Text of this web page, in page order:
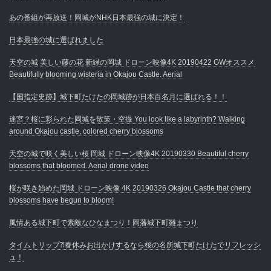
あの番組が再放送！岡城がNHK日本最強の城に決定！
日本最強の城に選ばれました
天空の城 美しい藤の花 新緑の岡城 ドローン映像4K 20190422 GWオススメ
Beautifully blooming wisteria in Okajou Castle. Aerial
【国指定史跡】城下町たけたの岡城跡が日本百名月に選ばれる！！
迷宮？桜に彩られた岡城を散策・空撮 You look like a labyrinth? Walking
around Okajou castle, colored cherry blossoms
天空の城で咲く美しい桜 岡城 ドローン映像4K 20190330 Beautiful cherry
blossoms that bloomed. Aerial drone video
桜が咲き始めた岡城 ドローン映像 4K 20190326 Okajou Castle that cherry
blossoms have begun to bloom!
風情ある城下町で素敵なひなまつり！岡藩城下町雛まつり
タイムトリップ⁈春休みお出かけするなら桜の名所城下町たけたでリフレッシ
ュ！